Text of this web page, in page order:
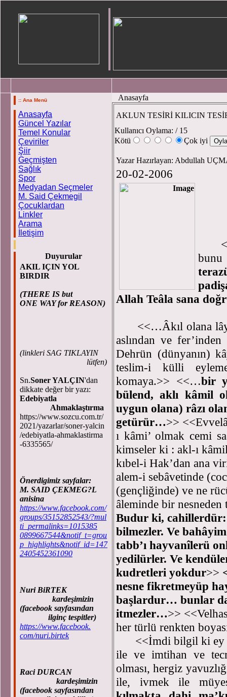
:: Ana Menü
Anasayfa
Güncel Yazılar
Temel Konular
Çeviriler
Şiir
Geçmişten
Sağlık
Spor
Medyadan Seçmeler
M. Said Çekmegil
Çocuklardan
Linkler
Arama
İletişim
Duyurular
AKIL IÇIN YOL
BIRDIR
(THERE IS but
ONE WAY for REASON)
(linkleri SAG TIKLAYIN
lütfen)
Sn.Soner YALÇIN'dan
dikkate değer bir yazı:
Edebiyatla
Ahmaklaştırma
https://www.sozcu.com.tr/
2021/yazarlar/soner-yalcin
/edebiyatla-ahmaklastirma
-6335565/
Önerdigimiz sayfalar:
M. SAID ÇEKMEG?L
anisina
https://www.facebook.com/
groups/35152852543/?mul
ti_permalinks=1015385
0899667544&notif_t=grou
p_highlights&notif_id=147
2405452361090
Nuri BiRTEK
kardeşimizin
(facebook sayfasından
ilginç tespitler)
https://www.facebook.
com/nuri.birtek
Raci DURCAN
kardeşimizin
(facebook sayfasından
Anasayfa
AKLUN TESİRİ KILICIN
Kullanıcı Oylama: / 15
Kötü
Çok iyi
Yazar Hazırlayan: Abdullah
20-02-2006
Allah Teâla sana
<<…Âkıl olana
aslından ve
Dehrün (dünyanın)
teslim-i külli
komaya.>> <<…bir
bülend, aklı kâmil
uygun olana) râzı
getürür…>>
ı kâmi’ olmak cemi
kimseler ki : akl-ı
kıbel-i Hak’dan ana
alem-i sebâvetinde
(gençliğinde) ve ne
âleminde bir
Budur ki, cahillerdür:
bilmezler. Ve
tabb’ı hayvanîlerü
yedilürler. Ve
kudretleri yokdur>>
nesne fikretmeyüp
başlardur… bunlar
itmezler…>>
her türlü renkten
<<İmdi bilgil ki ey
ile ve imtihan ve
olması, hergiz
ile, ivmek ile